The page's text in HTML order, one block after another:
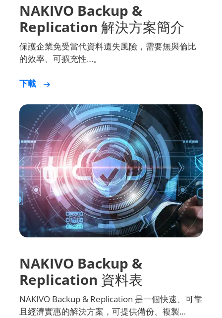
NAKIVO Backup &
Replication 解決方案簡介
保護企業免受當代資料遺失風險，需要無與倫比
的效率、可擴充性…。
下載
NAKIVO Backup &
Replication 資料表
NAKIVO Backup & Replication 是一個快速、可靠
且經濟實惠的解決方案，可提供備份、複製…